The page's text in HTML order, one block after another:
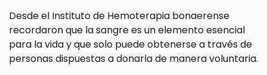
Desde el Instituto de Hemoterapia bonaerense
recordaron que la sangre es un elemento esencial
para la vida y que solo puede obtenerse a través de
personas dispuestas a donarla de manera voluntaria.